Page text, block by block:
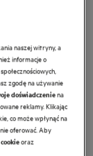
9000
produktu
pracę.
pracę.
świeżość
naszej witryny, a
informacje o
zgodę na używanie
doświadczeniena
reklamy. Klikając
co może wpłynąć na
oferować. Aby
oraz